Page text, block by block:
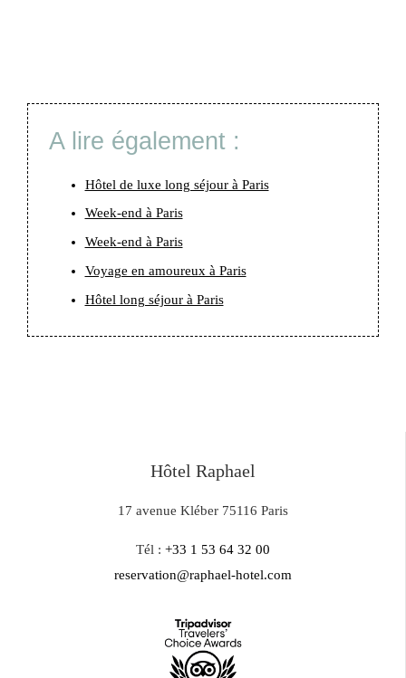
A lire également :
Hôtel de luxe long séjour à Paris
Week-end à Paris
Week-end à Paris
Voyage en amoureux à Paris
Hôtel long séjour à Paris
Hôtel Raphael
17 avenue Kléber 75116 Paris
Tél : +33 1 53 64 32 00
reservation@raphael-hotel.com